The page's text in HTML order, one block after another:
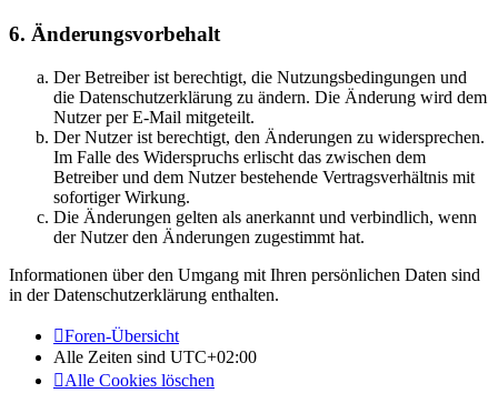
6. Änderungsvorbehalt
Der Betreiber ist berechtigt, die Nutzungsbedingungen und
die Datenschutzerklärung zu ändern. Die Änderung wird dem
Nutzer per E-Mail mitgeteilt.
Der Nutzer ist berechtigt, den Änderungen zu widersprechen.
Im Falle des Widerspruchs erlischt das zwischen dem
Betreiber und dem Nutzer bestehende Vertragsverhältnis mit
sofortiger Wirkung.
Die Änderungen gelten als anerkannt und verbindlich, wenn
der Nutzer den Änderungen zugestimmt hat.
Informationen über den Umgang mit Ihren persönlichen Daten sind
in der Datenschutzerklärung enthalten.
Foren-Übersicht
Alle Zeiten sind UTC+02:00
Alle Cookies löschen